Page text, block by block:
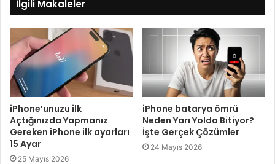
İlgili Makaleler
iPhone’unuzu ilk
Açtığınızda Yapmanız
Gereken iPhone ilk ayarları
15 Ayar
25 Mayıs 2026
iPhone batarya ömrü
Neden Yarı Yolda Bitiyor?
İşte Gerçek Çözümler
24 Mayıs 2026